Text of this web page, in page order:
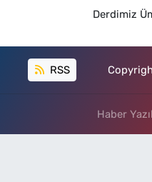
Derdimiz
RSS
Haber